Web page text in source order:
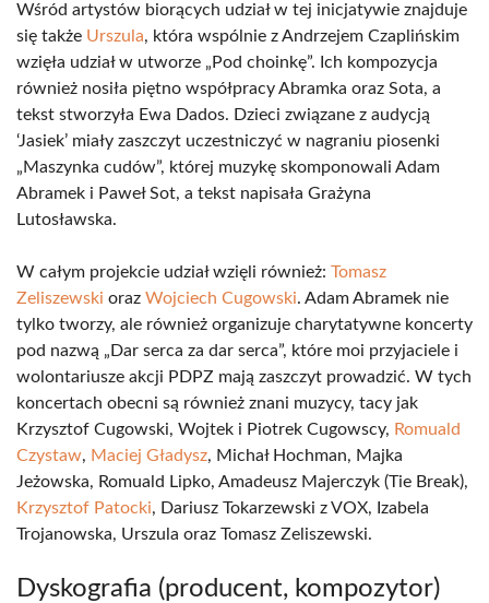
Wśród artystów biorących udział w tej inicjatywie znajduje
się także Urszula, która wspólnie z Andrzejem Czaplińskim
wzięła udział w utworze „Pod choinkę”. Ich kompozycja
również nosiła piętno współpracy Abramka oraz Sota, a
tekst stworzyła Ewa Dados. Dzieci związane z audycją
‘Jasiek’ miały zaszczyt uczestniczyć w nagraniu piosenki
„Maszynka cudów”, której muzykę skomponowali Adam
Abramek i Paweł Sot, a tekst napisała Grażyna
Lutosławska.
W całym projekcie udział wzięli również: Tomasz
Zeliszewski oraz Wojciech Cugowski. Adam Abramek nie
tylko tworzy, ale również organizuje charytatywne koncerty
pod nazwą „Dar serca za dar serca”, które moi przyjaciele i
wolontariusze akcji PDPZ mają zaszczyt prowadzić. W tych
koncertach obecni są również znani muzycy, tacy jak
Krzysztof Cugowski, Wojtek i Piotrek Cugowscy, Romuald
Czystaw, Maciej Gładysz, Michał Hochman, Majka
Jeżowska, Romuald Lipko, Amadeusz Majerczyk (Tie Break),
Krzysztof Patocki, Dariusz Tokarzewski z VOX, Izabela
Trojanowska, Urszula oraz Tomasz Zeliszewski.
Dyskografia (producent, kompozytor)